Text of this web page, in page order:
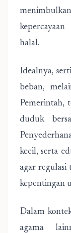
halal.
Idealnya,
beban,
Pemerintah,
duduk
kecil, serta
agar regulasi
kepentingan
Dalam
agama